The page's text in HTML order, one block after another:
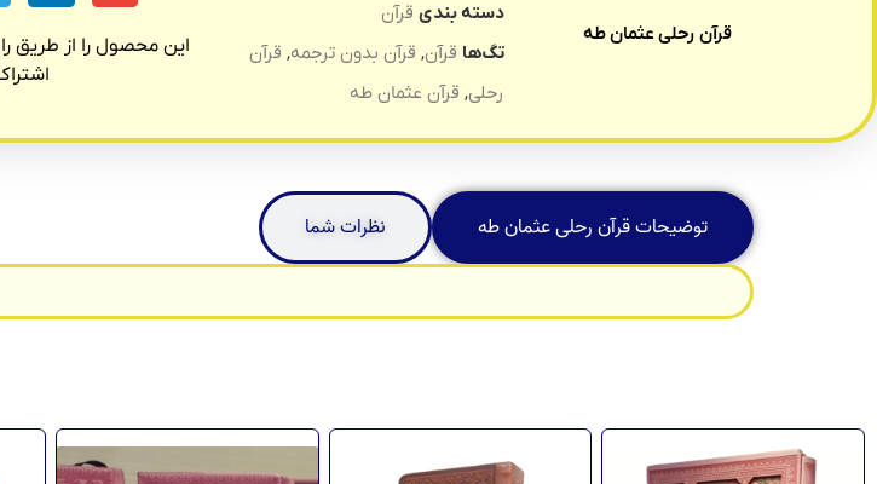
قرآن رحلی عثمان طه
دسته بندی قرآن
تگ‌ها قرآن, قرآن بدون ترجمه, قرآن
رحلی, قرآن عثمان طه
این محصول را از طریق
توضیحات قرآن رحلی عثمان طه نظرات شما